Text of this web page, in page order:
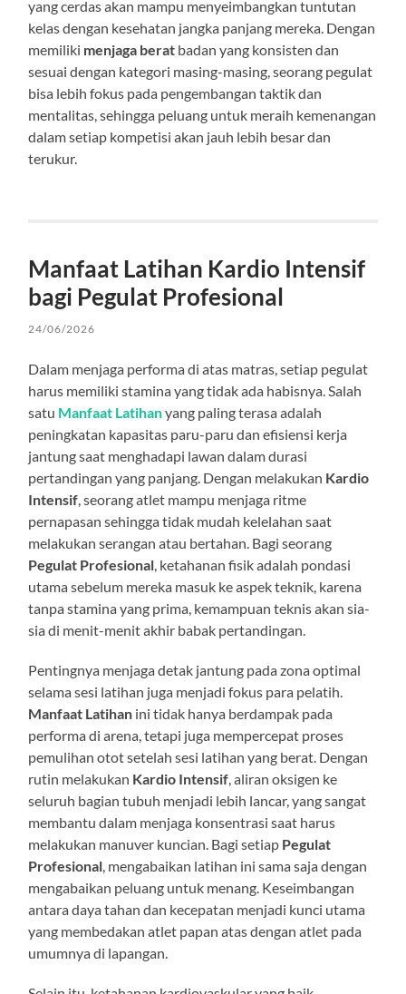
yang cerdas akan mampu menyeimbangkan tuntutan
kelas dengan kesehatan jangka panjang mereka. Dengan
memiliki menjaga berat badan yang konsisten dan
sesuai dengan kategori masing-masing, seorang pegulat
bisa lebih fokus pada pengembangan taktik dan
mentalitas, sehingga peluang untuk meraih kemenangan
dalam setiap kompetisi akan jauh lebih besar dan
terukur.
Manfaat Latihan Kardio Intensif
bagi Pegulat Profesional
24/06/2026
Dalam menjaga performa di atas matras, setiap pegulat
harus memiliki stamina yang tidak ada habisnya. Salah
satu Manfaat Latihanyang paling terasa adalah
peningkatan kapasitas paru-paru dan efisiensi kerja
jantung saat menghadapi lawan dalam durasi
pertandingan yang panjang. Dengan melakukan Kardio
Intensif, seorang atlet mampu menjaga ritme
pernapasan sehingga tidak mudah kelelahan saat
melakukan serangan atau bertahan. Bagi seorang
Pegulat Profesional, ketahanan fisik adalah pondasi
utama sebelum mereka masuk ke aspek teknik, karena
tanpa stamina yang prima, kemampuan teknis akan sia-
sia di menit-menit akhir babak pertandingan.
Pentingnya menjaga detak jantung pada zona optimal
selama sesi latihan juga menjadi fokus para pelatih.
Manfaat Latihan ini tidak hanya berdampak pada
performa di arena, tetapi juga mempercepat proses
pemulihan otot setelah sesi latihan yang berat. Dengan
rutin melakukan Kardio Intensif, aliran oksigen ke
seluruh bagian tubuh menjadi lebih lancar, yang sangat
membantu dalam menjaga konsentrasi saat harus
melakukan manuver kuncian. Bagi setiap Pegulat
Profesional, mengabaikan latihan ini sama saja dengan
mengabaikan peluang untuk menang. Keseimbangan
antara daya tahan dan kecepatan menjadi kunci utama
yang membedakan atlet papan atas dengan atlet pada
umumnya di lapangan.